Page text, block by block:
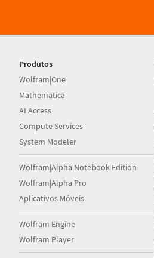
Produtos
Wolfram|One
Mathematica
AI Access
Compute Services
System Modeler
Wolfram|Alpha Notebook Edition
Wolfram|Alpha Pro
Aplicativos Móveis
Wolfram Engine
Wolfram Player